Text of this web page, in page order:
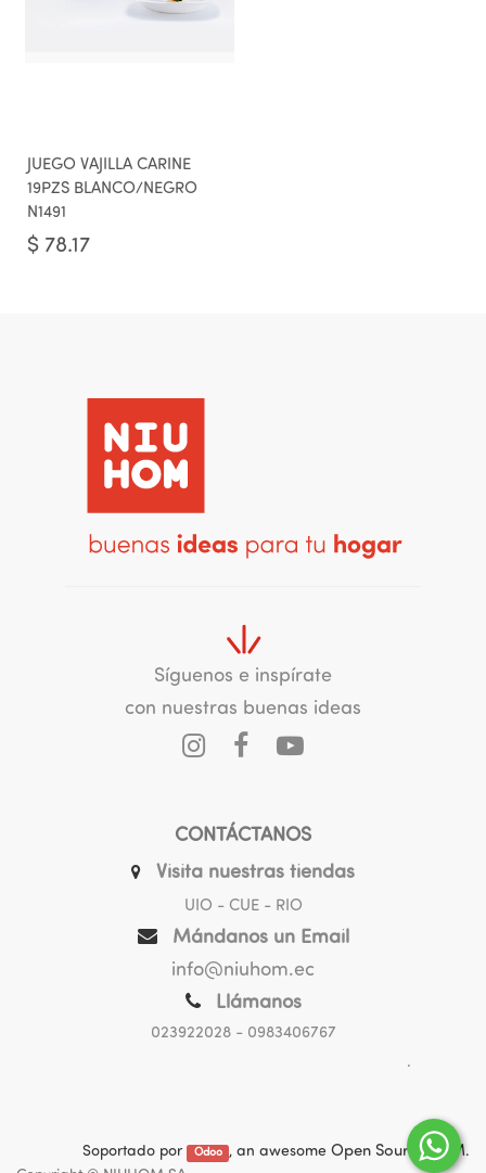
JUEGO VAJILLA CARINE
19PZS BLANCO/NEGRO
N1491
$ 78.17
Síguenos e inspírate
con nuestras buenas ideas
CONTÁCTANOS
Visita nuestras tiendas
UIO - CUE - RIO
Mándanos un Email
info@niuhom.ec
Llámanos
023922028- 0983406767
.
Soportado por Odoo , an awesome Open Source CRM.